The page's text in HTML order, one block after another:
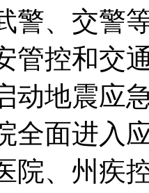
警、交警
管控和交
动地震应
全面进入
院、州疾